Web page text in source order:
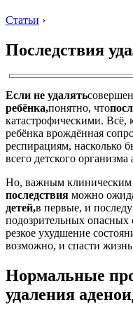
Статьи ›
Последствия
Если не удалять
ребёнка,понятно, что
катастрофическими. Всё,
ребёнка врождённая
респирациям, насколько
всего детского
Но, важным клиническим
последствия можно
детей,в первые, и
подозрительных опасных
резкое ухудшение
возможно, и спасти
Нормальные
удаления